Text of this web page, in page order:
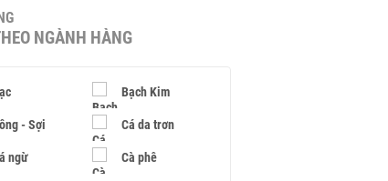
NGÀNH HÀNG
Bạch Kim
- Sợi Cá da trơn
ngừ Cà phê